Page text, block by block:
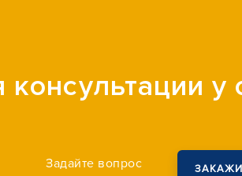
у
Задайте вопрос